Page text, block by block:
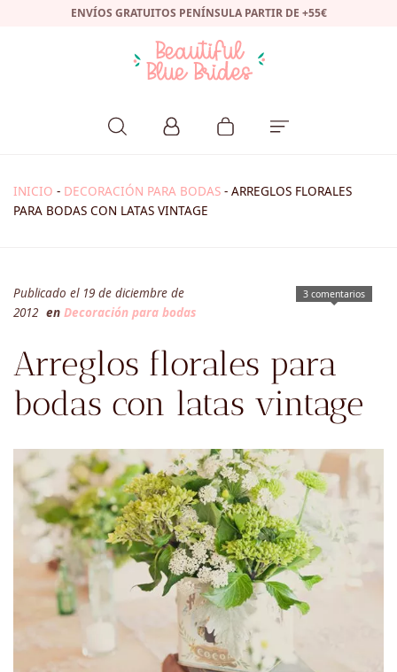
ENVÍOS GRATUITOS PENÍNSULA PARTIR DE +55€
INICIO - DECORACIÓN PARA BODAS - ARREGLOS FLORALES
PARA BODAS CON LATAS VINTAGE
3 comentarios
Publicado el 19 de diciembre de
2012 en Decoración para bodas
Arreglos florales para
bodas con latas vintage